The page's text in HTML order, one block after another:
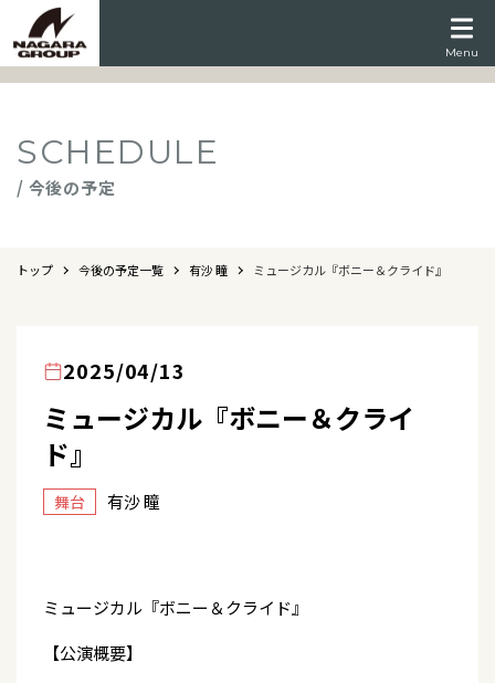
Menu
SCHEDULE
/ 今後の予定
トップ 今後の予定一覧 有沙 瞳 ミュージカル『ボニー＆クライド』
2025/04/13
ミュージカル『ボニー＆クライ
ド』
舞台 有沙 瞳
ミュージカル『ボニー＆クライド』
【公演概要】